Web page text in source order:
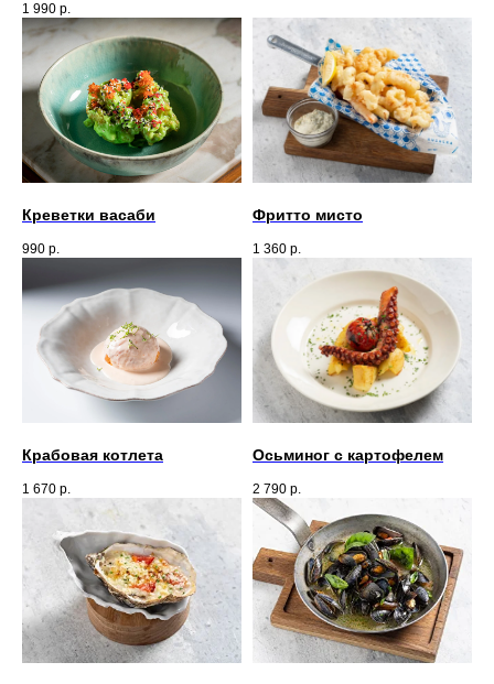
1 990 р.
Креветки васаби
990 р.
Фритто мисто
1 360 р.
Крабовая котлета
1 670 р.
Осьминог с картофелем
2 790 р.